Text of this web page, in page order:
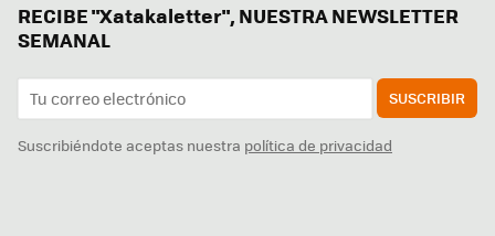
RECIBE "Xatakaletter", NUESTRA NEWSLETTER
SEMANAL
SUSCRIBIR
Suscribiéndote aceptas nuestra política de privacidad